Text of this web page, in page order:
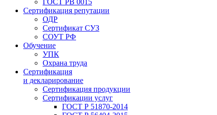
ГОСТ РВ 0015
Сертификация репутации
ОДР
Сертификат СУЗ
СОУТ РФ
Обучение
УПК
Охрана труда
Сертификация
и декларирование
Сертификация продукции
Сертификации услуг
ГОСТ Р 51870-2014